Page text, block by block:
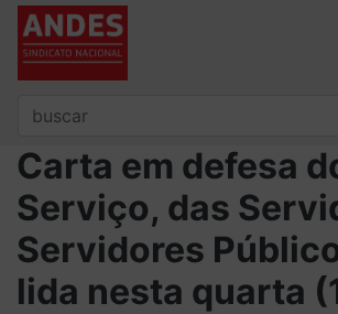
Carta em defesa
Serviço, das
Servidores
lida nesta quarta